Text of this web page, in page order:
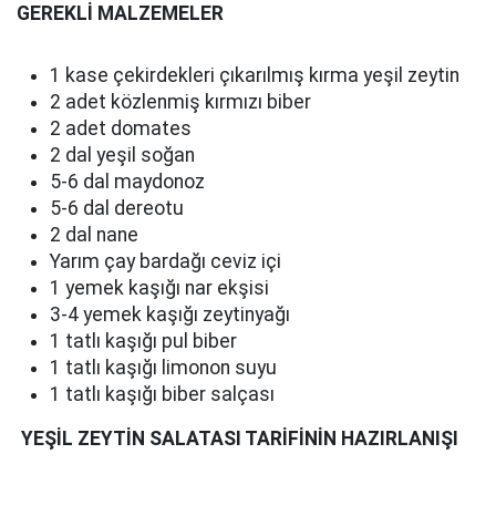
GEREKLİ MALZEMELER
1 kase çekirdekleri çıkarılmış kırma yeşil zeytin
2 adet közlenmiş kırmızı biber
2 adet domates
2 dal yeşil soğan
5-6 dal maydonoz
5-6 dal dereotu
2 dal nane
Yarım çay bardağı ceviz içi
1 yemek kaşığı nar ekşisi
3-4 yemek kaşığı zeytinyağı
1 tatlı kaşığı pul biber
1 tatlı kaşığı limonon suyu
1 tatlı kaşığı biber salçası
YEŞİL ZEYTİN SALATASI TARİFİNİN HAZIRLANIŞI